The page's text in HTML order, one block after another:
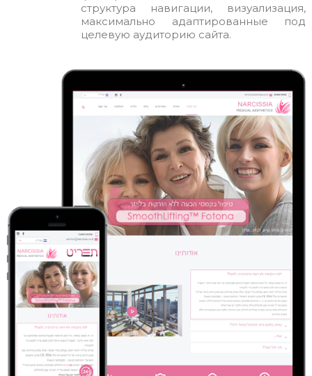
структура навигации, визуализация,
максимально адаптированные под
целевую аудиторию сайта.